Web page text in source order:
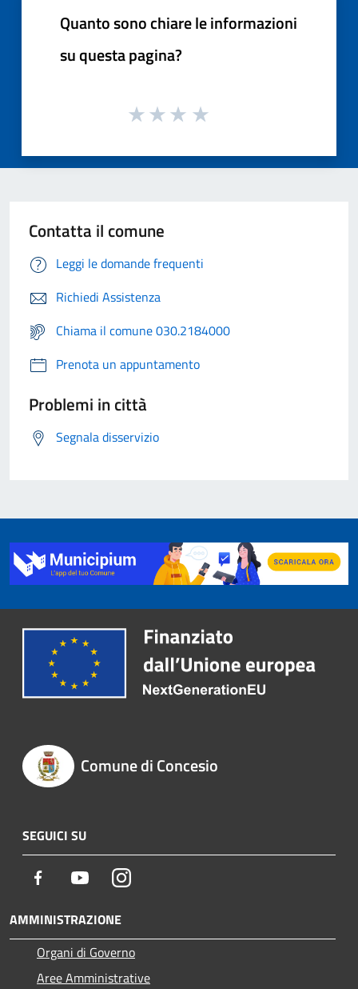
Quanto sono chiare le informazioni
su questa pagina?
Contatta il comune
Leggi le domande frequenti
Richiedi Assistenza
Chiama il comune 030.2184000
Prenota un appuntamento
Problemi in città
Segnala disservizio
Comune di Concesio
SEGUICI SU
Facebook YoutubeInstagram
AMMINISTRAZIONE
Organi di Governo
Aree Amministrative